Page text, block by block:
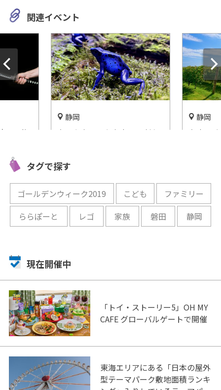
関連イベント
！刃物
で体
静岡
あっちもこっちもカエルだら
開催中
静岡
あま～
タグで探す
ゴールデンウィーク2019 こども
ファミリー
ららぽーと
レゴ 家族 磐田 静岡
現在開催中
「トイ・ストーリー5」OH MY
CAFE グローバルゲートで開催
東海エリアにある「日本の屋外
型テーマパーク敷地面積ランキ